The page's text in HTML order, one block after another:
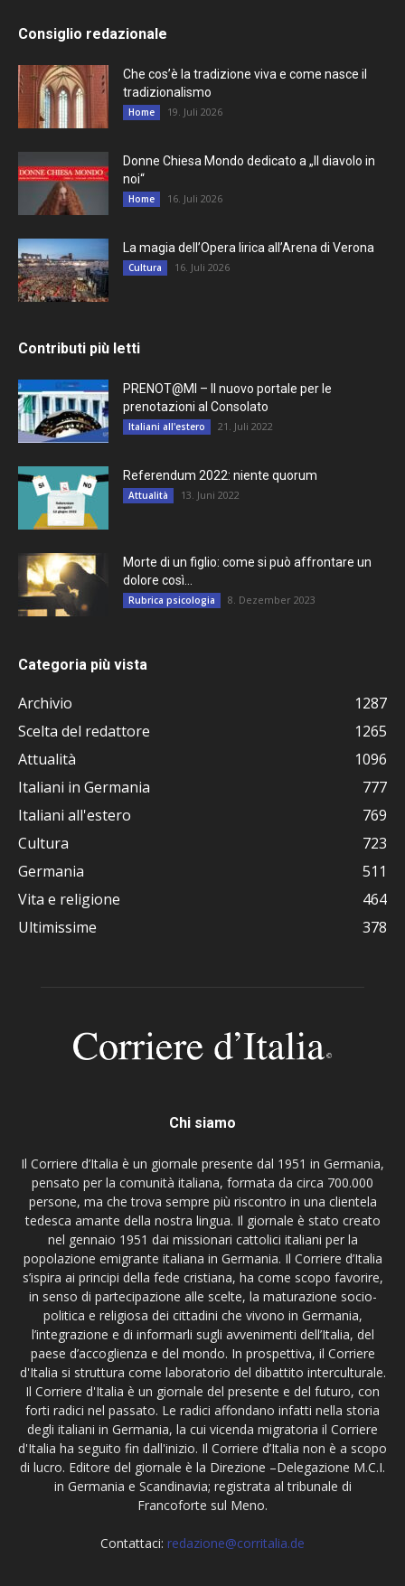
Consiglio redazionale
Che cos’è la tradizione viva e come nasce il
tradizionalismo
Home 19. Juli 2026
Donne Chiesa Mondo dedicato a „Il diavolo in
noi“
Home 16. Juli 2026
La magia dell’Opera lirica all’Arena di Verona
Cultura 16. Juli 2026
Contributi più letti
PRENOT@MI – Il nuovo portale per le
prenotazioni al Consolato
Italiani all'estero 21. Juli 2022
Referendum 2022: niente quorum
Attualità 13. Juni 2022
Morte di un figlio: come si può affrontare un
dolore così...
Rubrica psicologia 8. Dezember 2023
Categoria più vista
Archivio
1287
Scelta del redattore
1265
Attualità
1096
Italiani in Germania
777
Italiani all'estero
769
Cultura
723
Germania
511
Vita e religione
464
Ultimissime
378
Chi siamo
Il Corriere d’Italia è un giornale presente dal 1951 in Germania,
pensato per la comunità italiana, formata da circa 700.000
persone, ma che trova sempre più riscontro in una clientela
tedesca amante della nostra lingua. Il giornale è stato creato
nel gennaio 1951 dai missionari cattolici italiani per la
popolazione emigrante italiana in Germania. Il Corriere d’Italia
s’ispira ai principi della fede cristiana, ha come scopo favorire,
in senso di partecipazione alle scelte, la maturazione socio-
politica e religiosa dei cittadini che vivono in Germania,
l’integrazione e di informarli sugli avvenimenti dell’Italia, del
paese d’accoglienza e del mondo. In prospettiva, il Corriere
d'Italia si struttura come laboratorio del dibattito interculturale.
Il Corriere d'Italia è un giornale del presente e del futuro, con
forti radici nel passato. Le radici affondano infatti nella storia
degli italiani in Germania, la cui vicenda migratoria il Corriere
d'Italia ha seguito fin dall'inizio. Il Corriere d’Italia non è a scopo
di lucro. Editore del giornale è la Direzione –Delegazione M.C.I.
in Germania e Scandinavia; registrata al tribunale di
Francoforte sul Meno.
Contattaci: redazione@corritalia.de